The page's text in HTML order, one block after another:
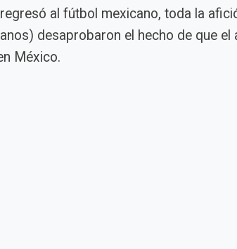
al fútbol mexicano, toda la
desaprobaron el hecho de que el
México.